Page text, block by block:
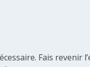
Fais